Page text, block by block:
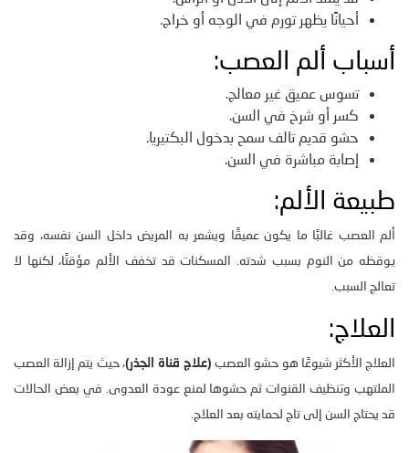
أحيانًا يظهر تورم في الوجه أو خراج.
أسباب ألم العصب:
تسوس عميق غير معالج.
كسر أو شرخ في السن.
حشو قديم تالف سمح بدخول البكتيريا.
إصابة مباشرة في السن.
طبيعة الألم:
ألم العصب غالبًا ما يكون عميقًا ويشعر به المريض داخل السن نفسه، وقد
يوقظه من النوم بسبب شدته. المسكنات قد تخفف الألم مؤقتًا، لكنها لا
تعالج السبب.
العلاج:
العلاج الأكثر شيوعًا هو حشو العصب (علاج قناة الجذر)، حيث يتم إزالة العصب
الملتهب وتنظيف القنوات ثم حشوها لمنع عودة العدوى. في بعض الحالات
قد يحتاج السن إلى تاج لحمايته بعد العلاج.